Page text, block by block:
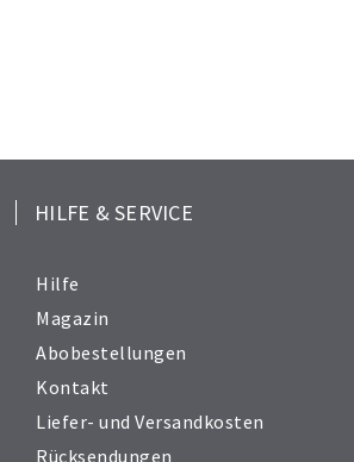
HILFE & SERVICE
Hilfe
Magazin
Abobestellungen
Kontakt
Liefer- und Versandkosten
Rücksendungen